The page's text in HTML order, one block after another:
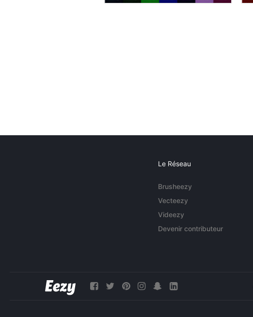
Le Réseau
Brusheezy
Vecteezy
Videezy
Devenir contributeur